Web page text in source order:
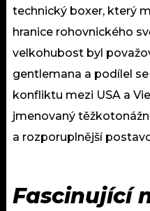
technický boxer, který
hranice rohovnického
velkohubost byl
gentlemana a podílel
konfliktu mezi USA a
jmenovaný
a rozporuplnější
Fascinující